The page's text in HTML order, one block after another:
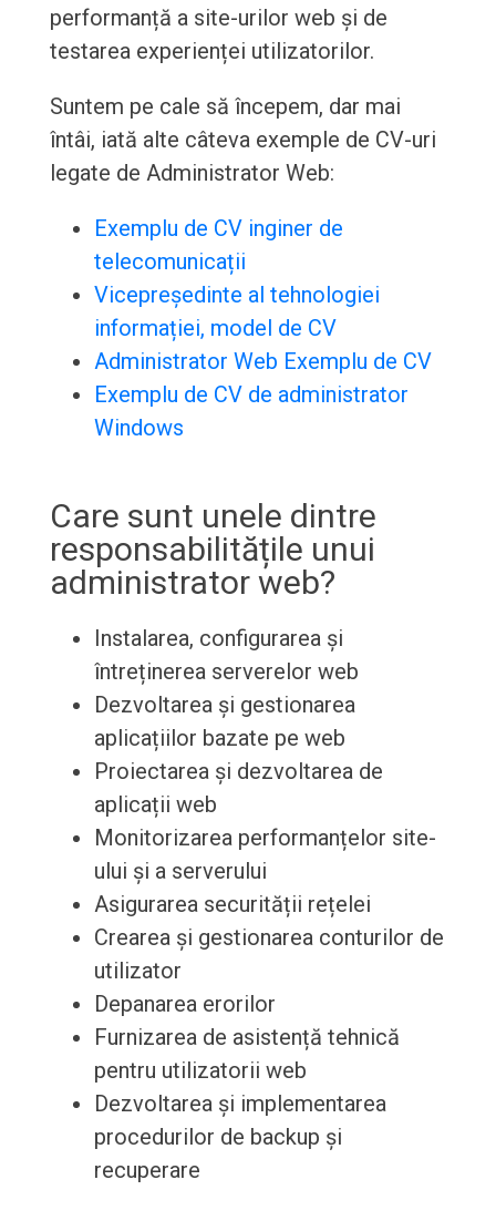
performanță a site-urilor web și de
testarea experienței utilizatorilor.
Suntem pe cale să începem, dar mai
întâi, iată alte câteva exemple de CV-uri
legate de Administrator Web:
Exemplu de CV inginer de
telecomunicații
Vicepreședinte al tehnologiei
informației, model de CV
Administrator Web Exemplu de CV
Exemplu de CV de administrator
Windows
Care sunt unele dintre
responsabilitățile unui
administrator web?
Instalarea, configurarea și
întreținerea serverelor web
Dezvoltarea și gestionarea
aplicațiilor bazate pe web
Proiectarea și dezvoltarea de
aplicații web
Monitorizarea performanțelor site-
ului și a serverului
Asigurarea securității rețelei
Crearea și gestionarea conturilor de
utilizator
Depanarea erorilor
Furnizarea de asistență tehnică
pentru utilizatorii web
Dezvoltarea și implementarea
procedurilor de backup și
recuperare